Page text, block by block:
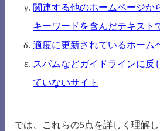
関連する他のホームページか
キーワードを含んだテキスト
適度に更新されているホーム
スパムなどガイドラインに反
ていないサイト
では、これらの5点を詳しく理解し